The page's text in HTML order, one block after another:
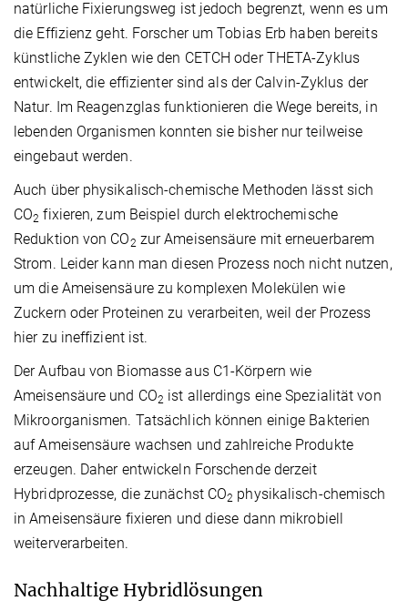
natürliche Fixierungsweg ist jedoch begrenzt, wenn es um
die Effizienz geht. Forscher um Tobias Erb haben bereits
künstliche Zyklen wie den CETCH oder THETA-Zyklus
entwickelt, die effizienter sind als der Calvin-Zyklus der
Natur. Im Reagenzglas funktionieren die Wege bereits, in
lebenden Organismen konnten sie bisher nur teilweise
eingebaut werden.
Auch über physikalisch-chemische Methoden lässt sich
CO2 fixieren, zum Beispiel durch elektrochemische
Reduktion von CO2 zur Ameisensäure mit erneuerbarem
Strom. Leider kann man diesen Prozess noch nicht nutzen,
um die Ameisensäure zu komplexen Molekülen wie
Zuckern oder Proteinen zu verarbeiten, weil der Prozess
hier zu ineffizient ist.
Der Aufbau von Biomasse aus C1-Körpern wie
Ameisensäure und CO2 ist allerdings eine Spezialität von
Mikroorganismen. Tatsächlich können einige Bakterien
auf Ameisensäure wachsen und zahlreiche Produkte
erzeugen. Daher entwickeln Forschende derzeit
Hybridprozesse, die zunächst CO2 physikalisch-chemisch
in Ameisensäure fixieren und diese dann mikrobiell
weiterverarbeiten.
Nachhaltige Hybridlösungen